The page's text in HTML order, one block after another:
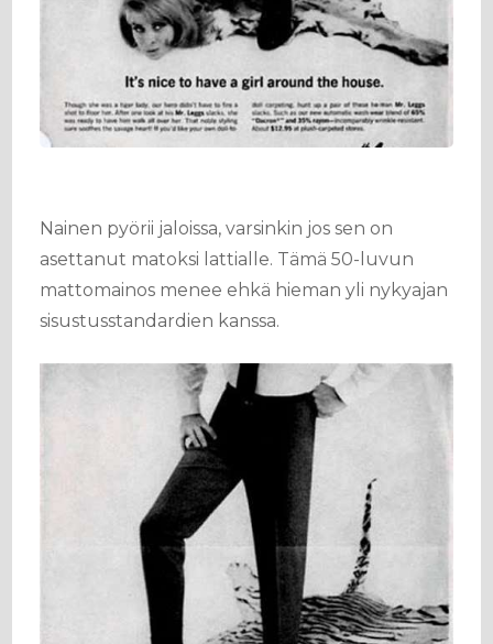
Nainen pyörii jaloissa, varsinkin jos sen on
asettanut matoksi lattialle. Tämä 50-luvun
mattomainos menee ehkä hieman yli nykyajan
sisustusstandardien kanssa.